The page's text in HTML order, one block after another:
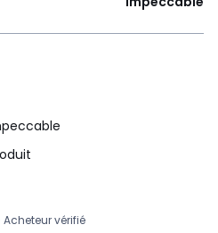
Acheteur vérifié